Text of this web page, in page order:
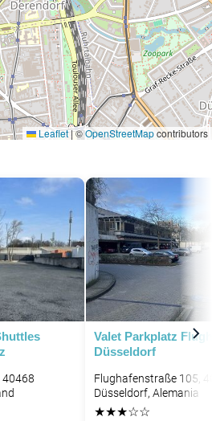
Leaflet|©OpenStreetMapcontributors
40468
Valet Parkplatz
Düsseldorf
Flughafenstraße 105,
Düsseldorf, Alemania
★★★☆☆